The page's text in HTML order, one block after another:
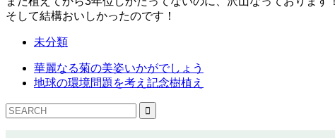
そして結構おいしかったのです！
未分類
華麗なる菊の美姿いかがでしょう
地球の環境問題を考え記念樹植え